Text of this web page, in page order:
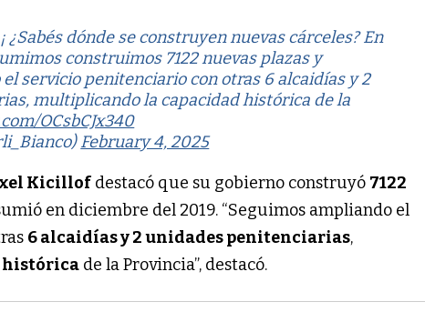
¿Sabés dónde se construyen nuevas cárceles? En
construimos 7122 nuevas plazas y
servicio penitenciario con otras 6 alcaidías y 2
multiplicando la capacidad histórica de la
OCsbCJx340
February 4, 2025
Kicillofdestacó que su gobierno construyó 7122
en diciembre del 2019. “Seguimos ampliando el
6 alcaidías y 2 unidades penitenciarias,
histórica de la Provincia”, destacó.